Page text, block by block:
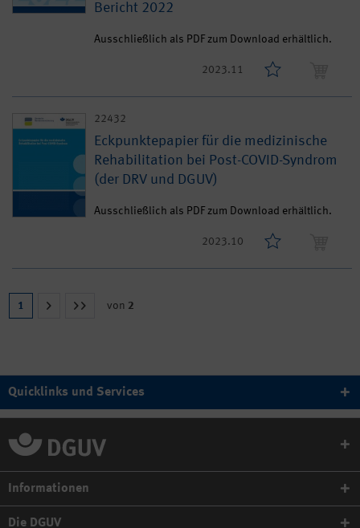
Bericht 2022
Ausschließlich als PDF zum Download erhältlich.
2023.11
22432
Eckpunktepapier für die medizinische
Rehabilitation bei Post-COVID-Syndrom
(der DRV und DGUV)
Ausschließlich als PDF zum Download erhältlich.
2023.10
1 von 2
Quicklinks und Services
Informationen
Die DGUV